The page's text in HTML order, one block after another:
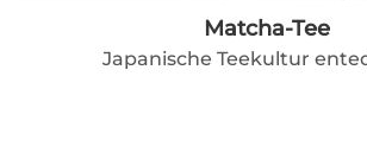
Matcha-Tee
Japanische Teekultur